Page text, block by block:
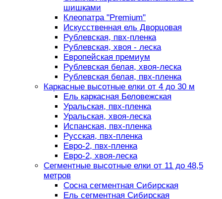
шишками
Клеопатра "Premium"
Искусственная ель Дворцовая
Рублевская, пвх-пленка
Рублевская, хвоя - леска
Европейская премиум
Рублевская белая, хвоя-леска
Рублевская белая, пвх-пленка
Каркасные высотные елки от 4 до 30 м
Ель каркасная Беловежская
Уральская, пвх-пленка
Уральская, хвоя-леска
Испанская, пвх-пленка
Русская, пвх-пленка
Евро-2, пвх-пленка
Евро-2, хвоя-леска
Сегментные высотные елки от 11 до 48,5
метров
Сосна сегментная Сибирская
Ель сегментная Сибирская